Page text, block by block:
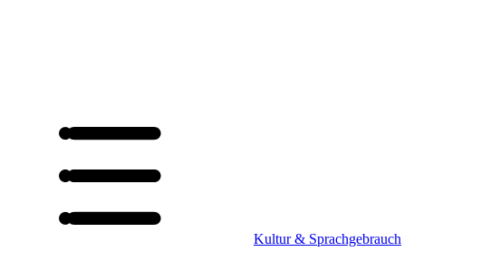
Kultur & Sprachgebrauch